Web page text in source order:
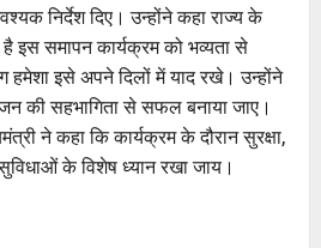
निर्देश दिए। उन्होंने कहा राज्य के
इस समापन कार्यक्रम को भव्यता से
हमेशा इसे अपने दिलों में याद रखे। उन्होंने
की सहभागिता से सफल बनाया जाए।
ने कहा कि कार्यक्रम के दौरान सुरक्षा,
के विशेष ध्यान रखा जाय।